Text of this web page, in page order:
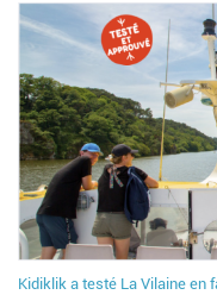
Kidiklik a testé La Vilaine en